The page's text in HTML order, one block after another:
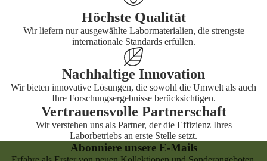
Höchste Qualität
Wir liefern nur ausgewählte Labormaterialien, die strengste
internationale Standards erfüllen.
Nachhaltige Innovation
Wir bieten innovative Lösungen, die sowohl die Umwelt als auch
Ihre Forschungsergebnisse berücksichtigen.
Vertrauensvolle Partnerschaft
Wir verstehen uns als Partner, der die Effizienz Ihres
Laborbetriebs an erste Stelle setzt.
Abonniere unsere E-Mails